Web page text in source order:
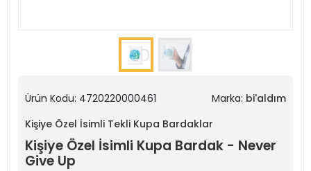
Ürün Kodu: 4720220000461 Marka: bi'aldım
Kişiye Özel İsimli Tekli Kupa Bardaklar
Kişiye Özel İsimli Kupa Bardak - Never
Give Up